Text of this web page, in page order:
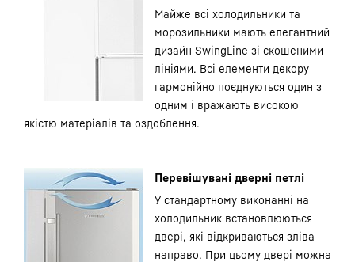
Майже всі холодильники та
морозильники мають елегантний
дизайн SwingLine зі скошеними
лініями. Всі елементи декору
гармонійно поєднуються один з
одним і вражають високою
якістю матеріалів та оздоблення.
Перевішувані дверні петлі
У стандартному виконанні на
холодильник встановлюються
двері, які відкриваються зліва
направо. При цьому двері можна